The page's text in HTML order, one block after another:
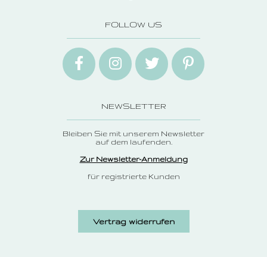
FOLLOW US
NEWSLETTER
Bleiben Sie mit unserem Newsletter
auf dem laufenden.
Zur Newsletter-Anmeldung
für registrierte Kunden
Vertrag widerrufen